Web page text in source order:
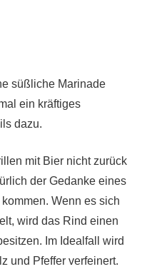
süßliche Marinade
ein kräftiges
dazu.
mit Bier nicht zurück
der Gedanke eines
Wenn es sich
wird das Rind einen
Im Idealfall wird
und Pfeffer verfeinert.